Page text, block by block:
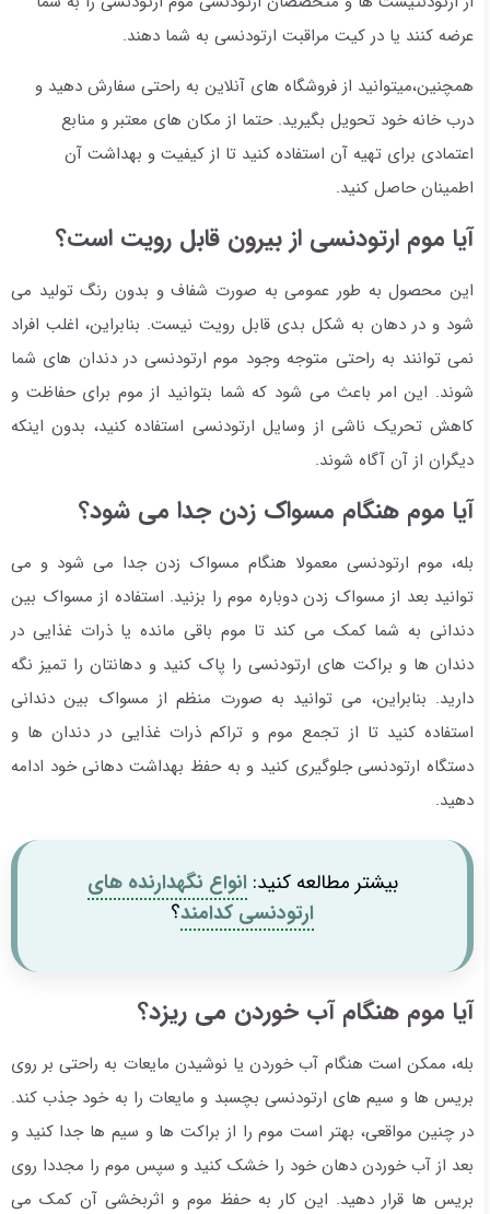
عرضه کنند یا در کیت مراقبت ارتودنسی به شما دهند.
همچنین،میتوانید از فروشگاه های آنلاین به راحتی سفارش دهید و
درب خانه خود تحویل بگیرید. حتما از مکان های معتبر و منابع
اعتمادی برای تهیه آن استفاده کنید تا از کیفیت و بهداشت آن
اطمینان حاصل کنید.
آیا موم ارتودنسی از بیرون قابل رویت است؟
این محصول به طور عمومی به صورت شفاف و بدون رنگ تولید می
شود و در دهان به شکل بدی قابل رویت نیست. بنابراین، اغلب افراد
نمی توانند به راحتی متوجه وجود موم ارتودنسی در دندان های شما
شوند. این امر باعث می شود که شما بتوانید از موم برای حفاظت و
کاهش تحریک ناشی از وسایل ارتودنسی استفاده کنید، بدون اینکه
دیگران از آن آگاه شوند.
آیا موم هنگام مسواک زدن جدا می شود؟
بله، موم ارتودنسی معمولا هنگام مسواک زدن جدا می شود و می
توانید بعد از مسواک زدن دوباره موم را بزنید. استفاده از مسواک بین
دندانی به شما کمک می کند تا موم باقی مانده یا ذرات غذایی در
دندان ها و براکت های ارتودنسی را پاک کنید و دهانتان را تمیز نگه
دارید. بنابراین، می توانید به صورت منظم از مسواک بین دندانی
استفاده کنید تا از تجمع موم و تراکم ذرات غذایی در دندان ها و
دستگاه ارتودنسی جلوگیری کنید و به حفظ بهداشت دهانی خود ادامه
دهید.
بیشتر مطالعه کنید: انواع نگهدارنده های
ارتودنسی کدامند؟
آیا موم هنگام آب خوردن می ریزد؟
بله، ممکن است هنگام آب خوردن یا نوشیدن مایعات به راحتی بر روی
بریس ها و سیم های ارتودنسی بچسبد و مایعات را به خود جذب کند.
در چنین مواقعی، بهتر است موم را از براکت ها و سیم ها جدا کنید و
بعد از آب خوردن دهان خود را خشک کنید و سپس موم را مجددا روی
بریس ها قرار دهید. این کار به حفظ موم و اثربخشی آن کمک می